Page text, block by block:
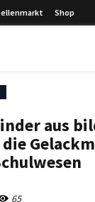
Shop
aus
65